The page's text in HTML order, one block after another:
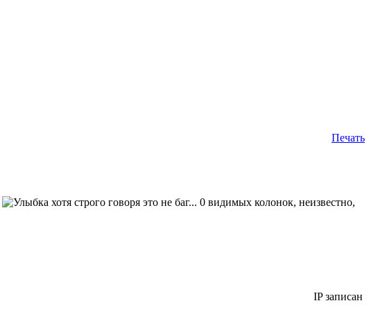
Печать
хотя строго говоря это не баг... 0 видимых колонок, неизвестно,
IP записан